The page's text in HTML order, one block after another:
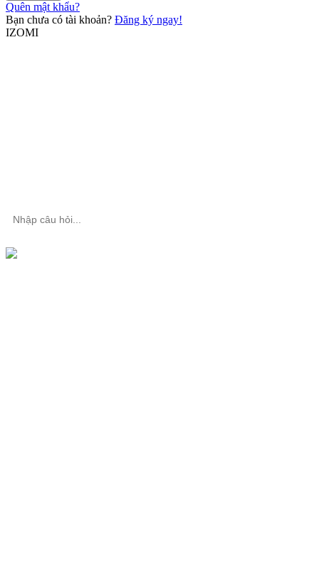
Quên mật khẩu?
Bạn chưa có tài khoản? Đăng ký ngay!
IZOMI